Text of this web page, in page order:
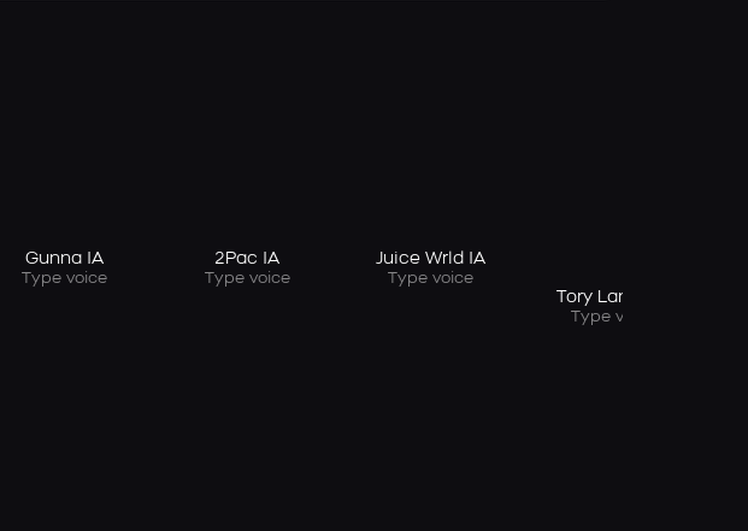
Gunna IA
Type voice
2Pac IA
Type voice
Juice Wrld IA
Type voice
Tory Lanez IA
Type voice